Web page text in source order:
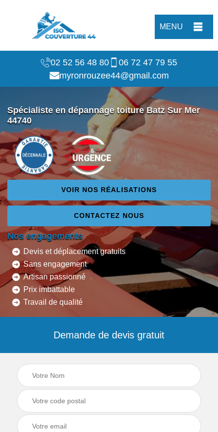
MENU
02 52 56 48 80
06 72 47 79 55
myronrouzee44@gmail.com
Spécialiste en dépannage toiture Batz Sur Mer
44740
VOIR NOS RÉALISATIONS
CONTACTEZ NOUS
Nos engagements
Devis et déplacement gratuits
Sans engagement
Artisan passionné
Prix imbattable
Travail de qualité
Demande de devis gratuit